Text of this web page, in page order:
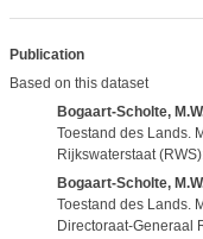
Publication
Based on this dataset
Bogaart-Scholte,
Toestand des Lands.
Rijkswaterstaat
Bogaart-Scholte,
Toestand des Lands.
Directoraat-Generaal